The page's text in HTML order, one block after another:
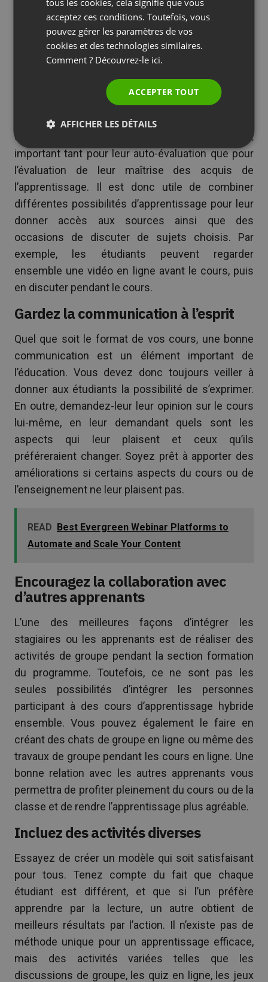
minimale pour leur discours.
Reliez le matériel et les activités
d’apprentissage de manière
appropriée
Dans les cours ou leçons en ligne, les étudiants
ont besoin d’occasions de se réunir pour revoir les
compétences qu’ils apprennent et consolider les
connaissances qu’ils acquièrent. Ceci est
important tant pour leur auto-évaluation que pour
l’évaluation de leur maîtrise des acquis de
l’apprentissage. Il est donc utile de combiner
différentes possibilités d’apprentissage pour leur
donner accès aux sources ainsi que des
occasions de discuter de sujets choisis. Par
exemple, les étudiants peuvent regarder
ensemble une vidéo en ligne avant le cours, puis
en discuter pendant le cours.
Gardez la communication à l’esprit
Quel que soit le format de vos cours, une bonne
communication est un élément important de
l’éducation. Vous devez donc toujours veiller à
donner aux étudiants la possibilité de s’exprimer.
En outre, demandez-leur leur opinion sur le cours
lui-même, en leur demandant quels sont les
aspects qui leur plaisent et ceux qu’ils
préféreraient changer. Soyez prêt à apporter des
améliorations si certains aspects du cours ou de
l’enseignement ne leur plaisent pas.
READ Best Evergreen Webinar Platforms to
Automate and Scale Your Content
Encouragez la collaboration avec
d’autres apprenants
L’une des meilleures façons d’intégrer les
stagiaires ou les apprenants est de réaliser des
activités de groupe pendant la section formation
du programme. Toutefois, ce ne sont pas les
seules possibilités d’intégrer les personnes
participant à des cours d’apprentissage hybride
ensemble. Vous pouvez également le faire en
créant des chats de groupe en ligne ou même des
travaux de groupe pendant les cours en ligne. Une
bonne relation avec les autres apprenants vous
permettra de profiter pleinement du cours ou de la
classe et de rendre l’apprentissage plus agréable.
Incluez des activités diverses
Essayez de créer un modèle qui soit satisfaisant
pour tous. Tenez compte du fait que chaque
étudiant est différent, et que si l’un préfère
apprendre par la lecture, un autre obtient de
meilleurs résultats par l’action. Il n’existe pas de
méthode unique pour un apprentissage efficace,
mais des activités variées telles que les
discussions de groupe, les quiz en ligne, les jeux
PORTUGUESE
tous les cookies, cela signifie que vous
acceptez ces conditions. Toutefois, vous
pouvez gérer les paramètres de vos
cookies et des technologies similaires.
Comment ? Découvrez-le ici.
ACCEPTER TOUT
AFFICHER LES DÉTAILS